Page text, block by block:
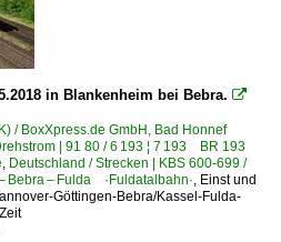
in Blankenheim bei Bebra. 
/ BoxXpress.de GmbH, Bad Honnef
| 91 80 / 6 193 ¦ 7 193 BR 193
, Deutschland / Strecken | KBS 600-699 /
– Fulda ·Fuldatalbahn·, Einst und
Göttingen-Bebra/Kassel-Fulda-